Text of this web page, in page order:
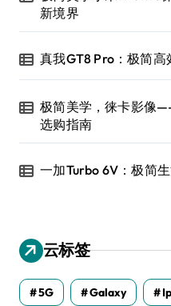
新境界
真我GT8 Pro：极简
极简美学，徕卡影像
选购指南
一加Turbo 6V：极简
云标签
5G Galaxy